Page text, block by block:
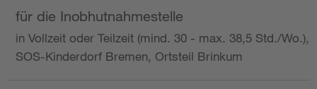
für die Inobhutnahmestelle
in Vollzeit oder Teilzeit (mind. 30 - max. 38,5 Std./Wo.),
SOS-Kinderdorf Bremen, Ortsteil Brinkum